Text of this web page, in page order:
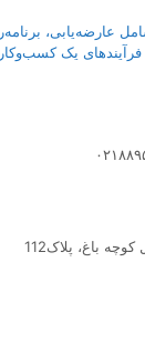
عارضه‌یابی،
یک کسب‌وکار
باغ، پلاک112